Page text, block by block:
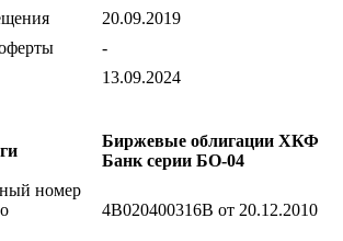
20.09.2019
-
13.09.2024
Биржевые облигации ХКФ
Банк серии БО-04
номер
4B020400316B от 20.12.2010